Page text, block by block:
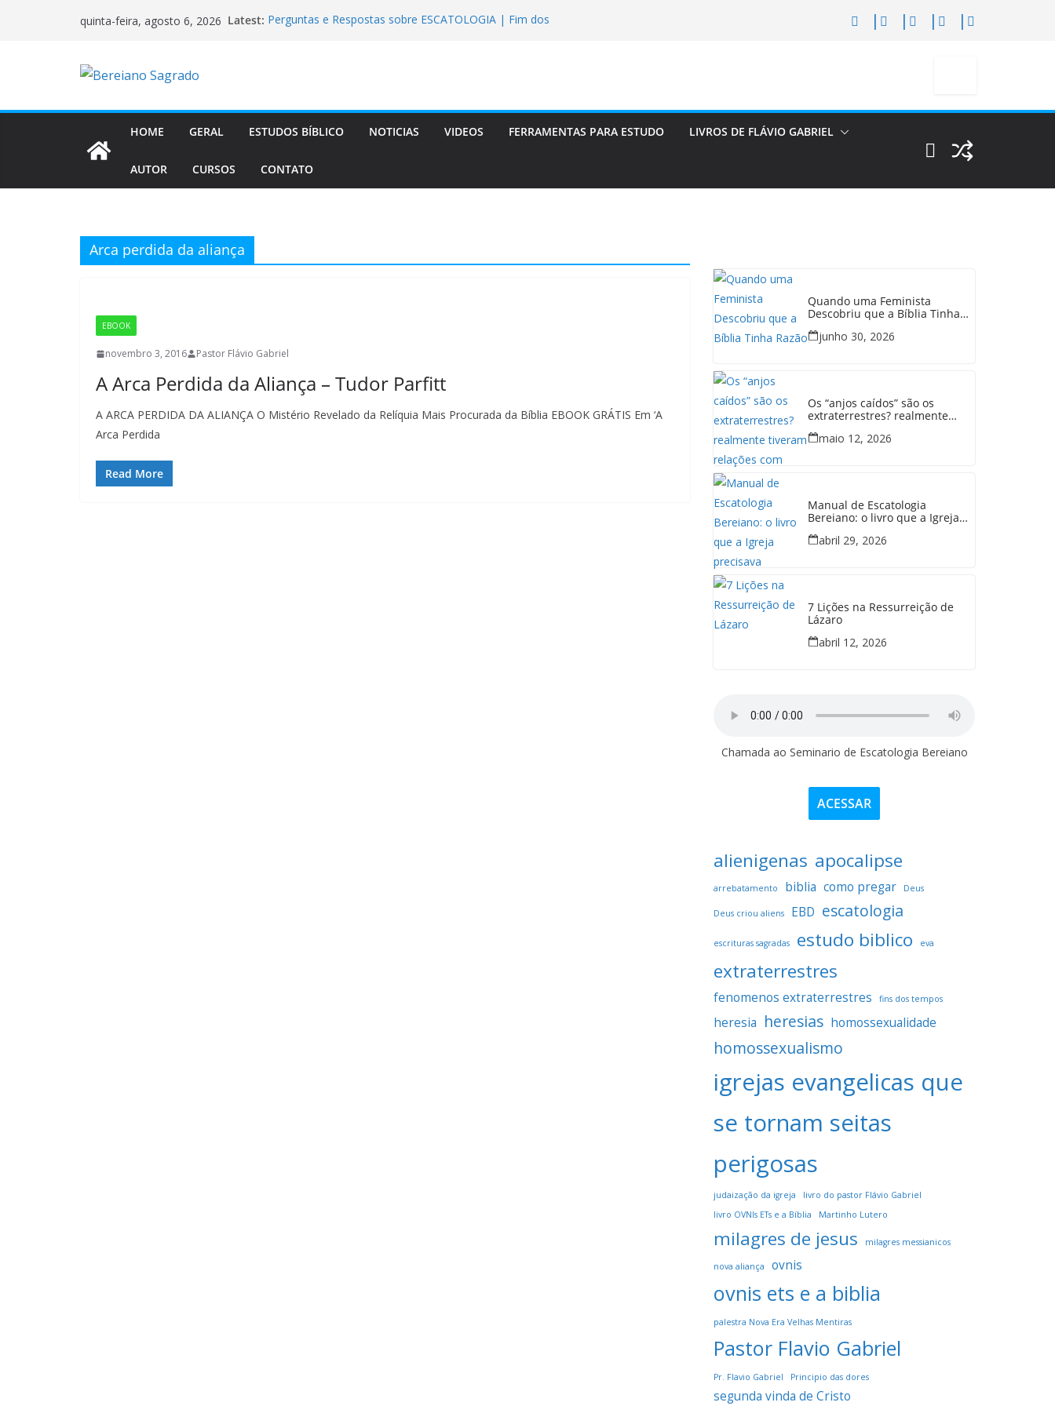
quinta-feira, agosto 6, 2026 Latest: Perguntas e Respostas sobre ESCATOLOGIA | Fim dos
precisava
7 Lições na Ressurreição de Lázaro
HOME GERAL ESTUDOS BÍBLICO NOTICIAS VIDEOS FERRAMENTAS PARA ESTUDO LIVROS DE FLÁVIO GABRIEL
AUTOR CURSOS CONTATO
Arca perdida da aliança
EBOOK
novembro 3, 2016 Pastor Flávio Gabriel
A Arca Perdida da Aliança – Tudor Parfitt
A ARCA PERDIDA DA ALIANÇA O Mistério Revelado da Relíquia Mais Procurada da Bíblia EBOOK GRÁTIS Em ‘A
Arca Perdida
Read More
Quando uma Feminista
Descobriu que a Bíblia Tinha
junho 30, 2026
Os “anjos caídos” são os
extraterrestres? realmente
em Gênesis 6?
maio 12, 2026
Manual de Escatologia
Bereiano: o livro que a Igreja
abril 29, 2026
7 Lições na Ressurreição de
Lázaro
abril 12, 2026
Chamada ao Seminario de Escatologia Bereiano
ACESSAR
alienigenas apocalipse
arrebatamento biblia como pregar Deus
Deus criou aliens EBD escatologia
escrituras sagradas estudo biblico eva
extraterrestres
fenomenos extraterrestres fins dos tempos
heresia heresias homossexualidade
homossexualismo
igrejas evangelicas que
se tornam seitas
perigosas
judaização da igreja
livro do pastor Flávio Gabriel
livro OVNIs ETs e a Bíblia
Martinho Lutero
milagres de jesus milagres messianicos
nova aliança ovnis
ovnis ets e a biblia
palestra Nova Era Velhas Mentiras
Pastor Flavio Gabriel
Pr. Flavio Gabriel Principio das dores
segunda vinda de Cristo